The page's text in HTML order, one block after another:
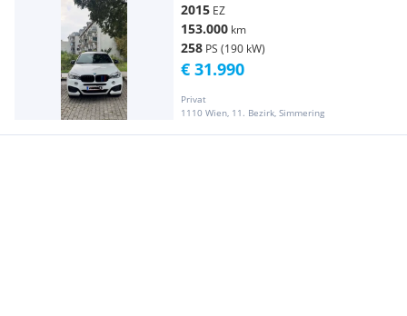
2015 EZ
153.000 km
258 PS (190 kW)
Privat
1110 Wien, 11. Bezirk, Simmering
€ 31.990